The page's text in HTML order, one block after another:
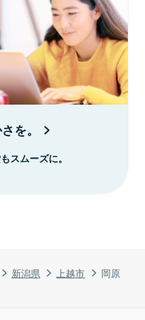
新潟県 上越市 岡原
を。
スムーズに。